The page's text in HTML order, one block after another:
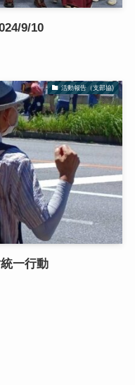
9/10
活動報告（支部協)
一行動